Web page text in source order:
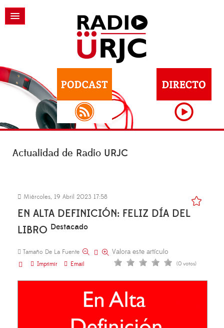
Actualidad de Radio URJC
Miércoles, 19 Abril 2023 17:58
EN ALTA DEFINICIÓN: FELIZ DÍA DEL
LIBRO Destacado
Tamaño De La Fuente
Imprimir
Email
Valora este artículo
(0 votos)